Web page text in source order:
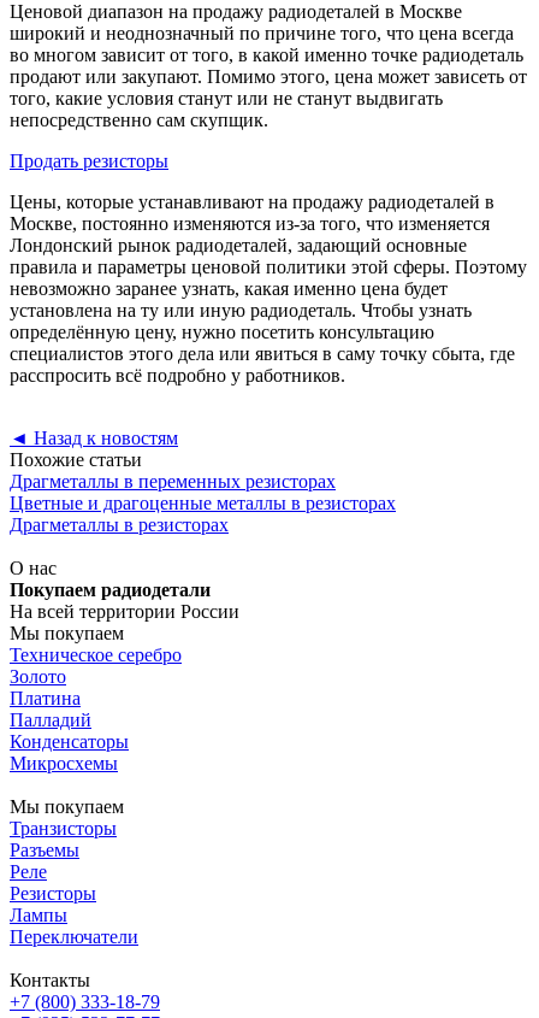
Ценовой диапазон на продажу радиодеталей в Москве
широкий и неоднозначный по причине того, что цена всегда
во многом зависит от того, в какой именно точке радиодеталь
продают или закупают. Помимо этого, цена может зависеть от
того, какие условия станут или не станут выдвигать
непосредственно сам скупщик.
Продать резисторы
Цены, которые устанавливают на продажу радиодеталей в
Москве, постоянно изменяются из-за того, что изменяется
Лондонский рынок радиодеталей, задающий основные
правила и параметры ценовой политики этой сферы. Поэтому
невозможно заранее узнать, какая именно цена будет
установлена на ту или иную радиодеталь. Чтобы узнать
определённую цену, нужно посетить консультацию
специалистов этого дела или явиться в саму точку сбыта, где
расспросить всё подробно у работников.
◄ Назад к новостям
Похожие статьи
Драгметаллы в переменных резисторах
Цветные и драгоценные металлы в резисторах
Драгметаллы в резисторах
О нас
Покупаем радиодетали
На всей территории России
Мы покупаем
Техническое серебро
Золото
Платина
Палладий
Конденсаторы
Микросхемы
Мы покупаем
Транзисторы
Разъемы
Реле
Резисторы
Лампы
Переключатели
Контакты
+7 (800) 333-18-79